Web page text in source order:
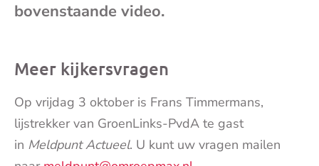
bovenstaande video.
Meer kijkersvragen
Op vrijdag 3 oktober is Frans Timmermans,
lijstrekker van GroenLinks-PvdA te gast
in Meldpunt Actueel. U kunt uw vragen mailen